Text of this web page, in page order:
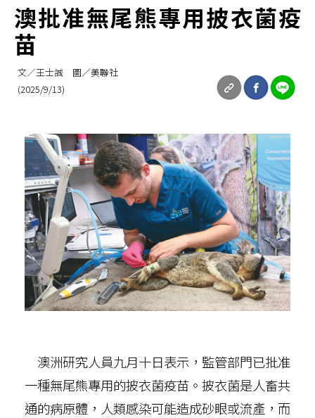
澳批准無尾熊專用披衣菌疫
苗
文／王士誠 圖／美聯社
(2025/9/13)
澳洲研究人員九月十日表示，監管部門已批准
一種無尾熊專用的披衣菌疫苗。披衣菌是人畜共
通的病原體，人類感染可能造成砂眼或流產，而